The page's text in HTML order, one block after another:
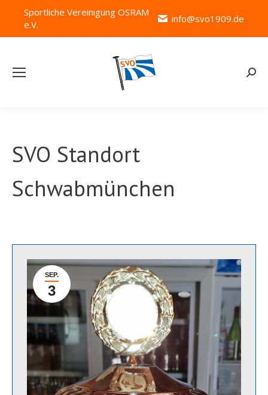
Sportliche Vereinigung OSRAM
e.V.
info@svo1909.de
SVO Standort
Schwabmünchen
SEP.
3